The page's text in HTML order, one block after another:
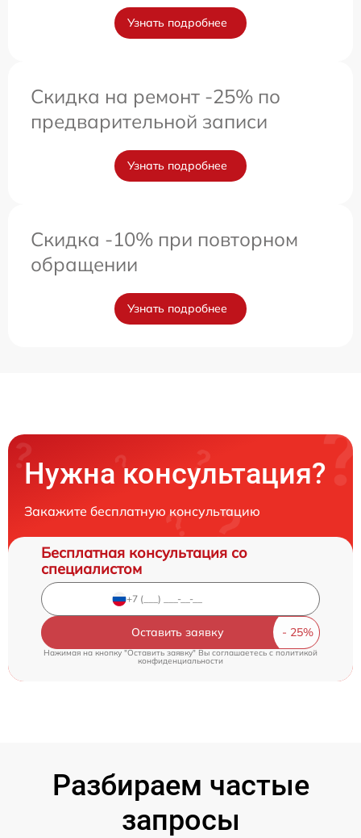
Узнать подробнее
Скидка на ремонт -25% по
предварительной записи
Узнать подробнее
Скидка -10% при повторном
обращении
Узнать подробнее
Нужна консультация?
Закажите бесплатную консультацию
Бесплатная консультация со
специалистом
Оставить заявку
Нажимая на кнопку "Оставить заявку" Вы соглашаетесь cполитикой
конфиденциальности
Разбираем частые
запросы